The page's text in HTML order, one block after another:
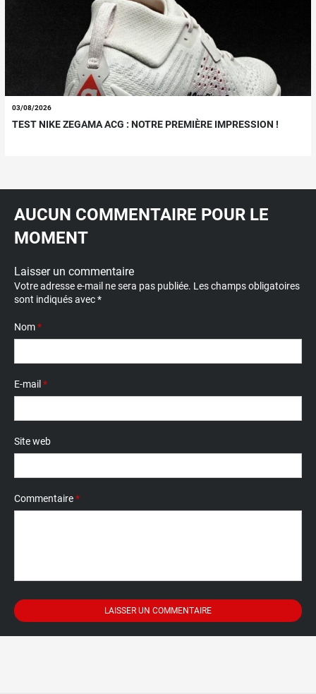
03/08/2026
TEST NIKE ZEGAMA ACG : NOTRE PREMIÈRE IMPRESSION !
AUCUN COMMENTAIRE POUR LE
MOMENT
Laisser un commentaire
Votre adresse e-mail ne sera pas publiée. Les champs obligatoires
sont indiqués avec*
Nom*
E-mail *
Site web
Commentaire*